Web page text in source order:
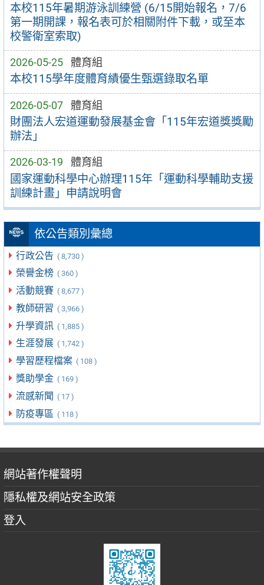
本校115年暑期游泳訓練營 (6/15開始報名，7/6
第一期開課，報名表可於相關附件下載，或至本
校警衛室索取)
2026-05-25 體育組
本校115學年度體育績優生甄選錄取名單
2026-05-07 體育組
財團法人宏道運動發展基金會「115年宏道獎獎勵
辦法」
2026-03-19 體育組
國家運動科學中心辦理115年「運動科學輔助支援
訓練計畫」申請說明會
依公告類別彙總
行政公告 ( 8,730 )
榮譽金榜 ( 360 )
活動競賽 ( 8,677 )
教師研習 ( 3,966 )
升學資訊 ( 1,885 )
生涯發展 ( 1,742 )
學習歷程檔案 ( 108 )
獎助學金 ( 169 )
流感新聞 ( 17 )
防疫專區 ( 118 )
網站著作權聲明
隱私權及網站安全政策
登入